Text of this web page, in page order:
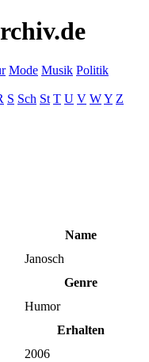
Mode Musik Politik
S Sch St T U V WY Z
Name
Janosch
Genre
Humor
Erhalten
2006